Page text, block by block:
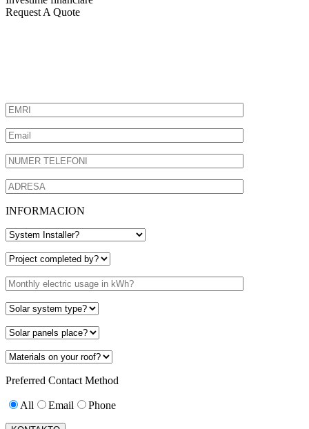
Request A Quote
INFORMACION
Preferred Contact Method
All Email Phone